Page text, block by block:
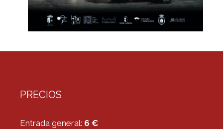
PRECIOS
Entrada general: 6 €